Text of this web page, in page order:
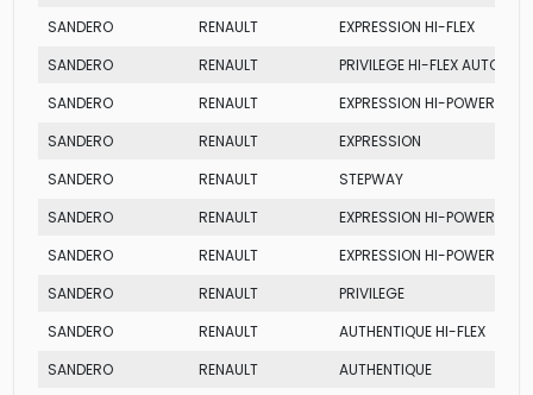
SANDERO
RENAULT
EXPRESSION HI-FLEX
SANDERO
RENAULT
PRIVILEGE HI-FLEX AUTO
SANDERO
RENAULT
EXPRESSION HI-POWER
SANDERO
RENAULT
EXPRESSION
SANDERO
RENAULT
STEPWAY
SANDERO
RENAULT
EXPRESSION HI-POWER
SANDERO
RENAULT
EXPRESSION HI-POWER
SANDERO
RENAULT
PRIVILEGE
SANDERO
RENAULT
AUTHENTIQUE HI-FLEX
SANDERO
RENAULT
AUTHENTIQUE